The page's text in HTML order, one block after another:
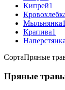
Кипрей1
Мыльнянка1
Крапива1
Наперстянка
СортаПряные
Пряные